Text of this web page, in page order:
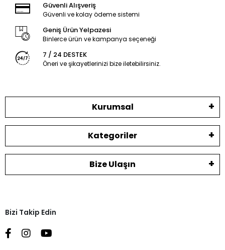
Güvenli Alışveriş
Güvenli ve kolay ödeme sistemi
Geniş Ürün Yelpazesi
Binlerce ürün ve kampanya seçeneği
7 / 24 DESTEK
Öneri ve şikayetlerinizi bize iletebilirsiniz.
Kurumsal
Kategoriler
Bize Ulaşın
Bizi Takip Edin